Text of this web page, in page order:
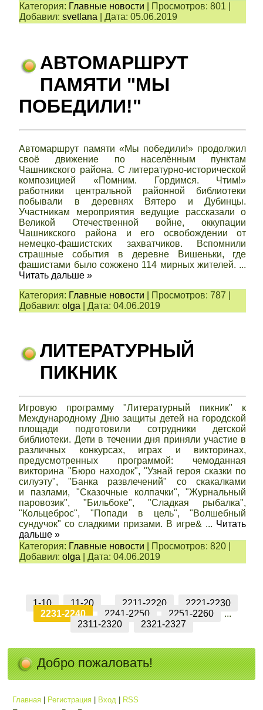
Категория: Главные новости Просмотров: 801
Добавил: svetlana |Дата: 05.06.2019
АВТОМАРШРУТ
ПАМЯТИ "МЫ
ПОБЕДИЛИ!"
Автомаршрут памяти «Мы победили!» продолжил
своё движение по населённым пунктам
Чашникского района. С литературно-исторической
композицией «Помним. Гордимся. Чтим!»
работники центральной районной библиотеки
побывали в деревнях Вятеро и Дубинцы.
Участникам мероприятия ведущие рассказали о
Великой Отечественной войне, оккупации
Чашникского района и его освобождении от
немецко-фашистских захватчиков. Вспомнили
страшные события в деревне Вишеньки, где
фашистами было сожжено 114 мирных жителей. ...
Читать дальше »
Категория: Главные новости Просмотров: 787
Добавил: olga |Дата: 04.06.2019
ЛИТЕРАТУРНЫЙ
ПИКНИК
Игровую программу "Литературный пикник" к
Международному Дню защиты детей на городской
площади подготовили сотрудники детской
библиотеки. Дети в течении дня приняли участие в
различных конкурсах, играх и викторинах,
предусмотренных программой: чемоданная
викторина "Бюро находок", "Узнай героя сказки по
силуэту", "Банка развлечений" со скакалками
и пазлами, "Сказочные колпачки", "Журнальный
паровозик", "Бильбоке", "Сладкая рыбалка",
"Кольцеброс", "Попади в цель", "Волшебный
сундучок" со сладкими призами. В игре& ... Читать
дальше »
Категория: Главные новости Просмотров: 820
Добавил: olga |Дата: 04.06.2019
1-10 11-20 2211-2220
2221-2230
2231-2240
2241-2250 2251-2260
...
2311-2320
2321-2327
Добро пожаловать!
Главная Регистрация Вход
RSS